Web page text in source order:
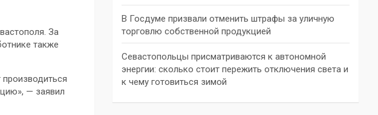
За
также
— заявил
В Госдуме призвали отменить штрафы за уличную
торговлю собственной продукцией
Севастопольцы присматриваются к автономной
энергии: сколько стоит пережить отключения света и
к чему готовиться зимой